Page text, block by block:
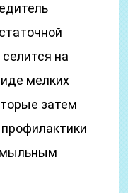
на
мелких
затем
мыльным